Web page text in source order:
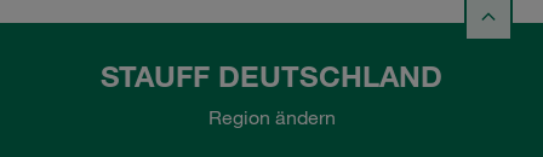
STAUFF DEUTSCHLAND
Region ändern